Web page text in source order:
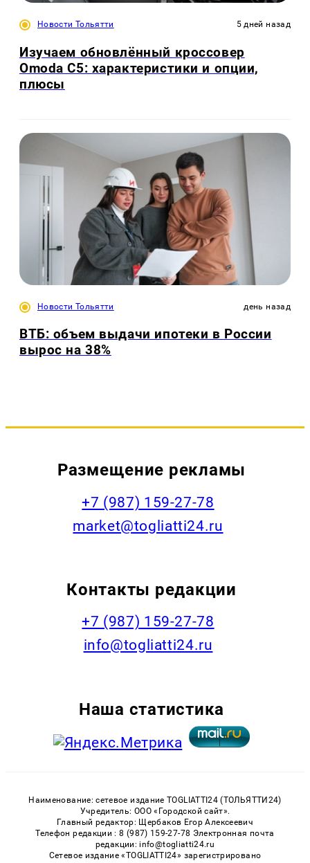
Новости Тольятти 5 дней назад
Изучаем обновлённый кроссовер
Omoda C5: характеристики и опции,
плюсы
Новости Тольятти день назад
ВТБ: объем выдачи ипотеки в России
вырос на 38%
Размещение рекламы
+7 (987) 159-27-78
market@togliatti24.ru
Контакты редакции
+7 (987) 159-27-78
info@togliatti24.ru
Наша статистика
Наименование: сетевое издание TOGLIATTI24 (ТОЛЬЯТТИ24)
Учредитель: ООО «Городской сайт».
Главный редактор: Щербаков Егор Алексеевич
Телефон редакции : 8 (987) 159-27-78 Электронная почта
редакции: info@togliatti24.ru
Сетевое издание «TOGLIATTI24» зарегистрировано